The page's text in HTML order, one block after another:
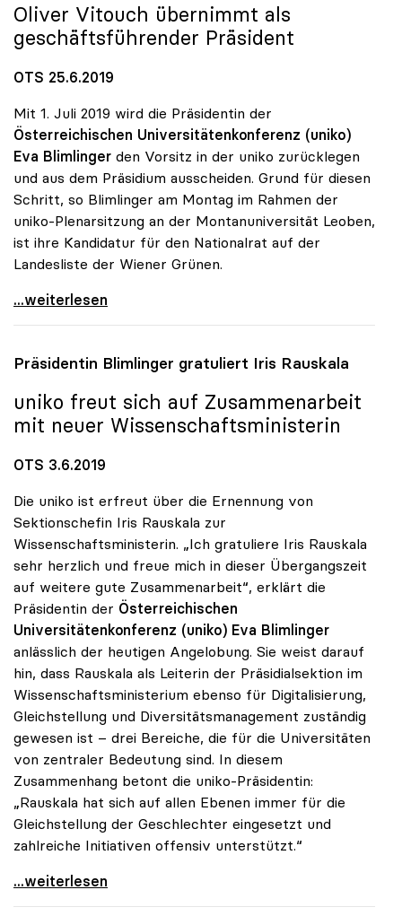
Oliver Vitouch übernimmt als
geschäftsführender Präsident
OTS 25.6.2019
Mit 1. Juli 2019 wird die Präsidentin der
Österreichischen Universitätenkonferenz (uniko)
Eva Blimlinger den Vorsitz in der uniko zurücklegen
und aus dem Präsidium ausscheiden. Grund für diesen
Schritt, so Blimlinger am Montag im Rahmen der
uniko-Plenarsitzung an der Montanuniversität Leoben,
ist ihre Kandidatur für den Nationalrat auf der
Landesliste der Wiener Grünen.
uniko: Eva Blimlinger legt Vorsitz mit 1. Juli
...weiterlesen
Präsidentin Blimlinger gratuliert Iris Rauskala
uniko freut sich auf Zusammenarbeit
mit neuer Wissenschaftsministerin
OTS 3.6.2019
Die uniko ist erfreut über die Ernennung von
Sektionschefin Iris Rauskala zur
Wissenschaftsministerin. „Ich gratuliere Iris Rauskala
sehr herzlich und freue mich in dieser Übergangszeit
auf weitere gute Zusammenarbeit“, erklärt die
Präsidentin der Österreichischen
Universitätenkonferenz (uniko) Eva Blimlinger
anlässlich der heutigen Angelobung. Sie weist darauf
hin, dass Rauskala als Leiterin der Präsidialsektion im
Wissenschaftsministerium ebenso für Digitalisierung,
Gleichstellung und Diversitätsmanagement zuständig
gewesen ist – drei Bereiche, die für die Universitäten
von zentraler Bedeutung sind. In diesem
Zusammenhang betont die uniko-Präsidentin:
„Rauskala hat sich auf allen Ebenen immer für die
Gleichstellung der Geschlechter eingesetzt und
zahlreiche Initiativen offensiv unterstützt.“
Präsidentin Blimlinger gratuliert Iris Rauskala
...weiterlesen